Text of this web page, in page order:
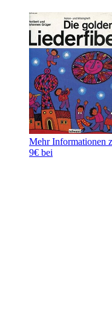
Mehr Informationen
9€ bei